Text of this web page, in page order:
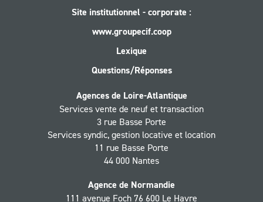
Site institutionnel - corporate :
www.groupecif.coop
Lexique
Questions/Réponses
Agences de Loire-Atlantique
Services vente de neuf et transaction
3 rue Basse Porte
Services syndic, gestion locative et location
11 rue Basse Porte
44 000 Nantes
Agence de Normandie
111 avenue Foch 76 600 Le Havre